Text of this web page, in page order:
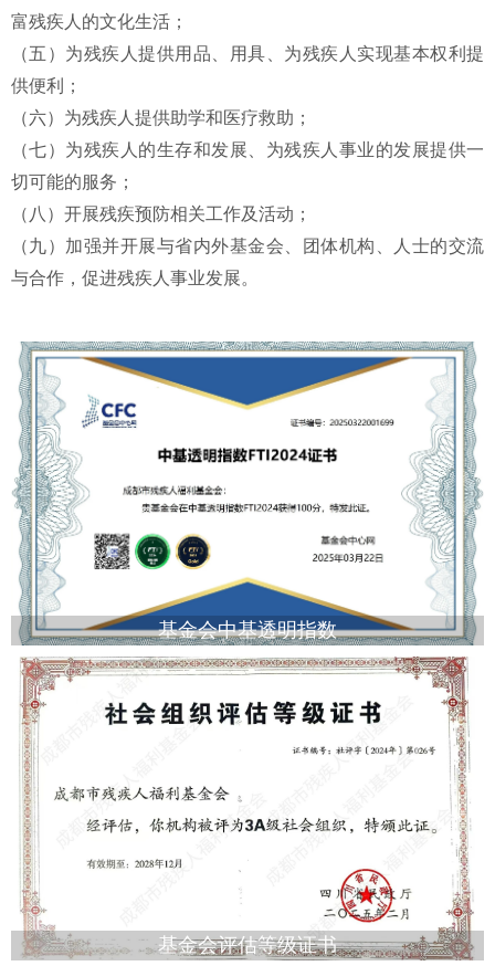
富残疾人的文化生活；
（五）为残疾人提供用品、用具、为残疾人实现基本权利提
供便利；
（六）为残疾人提供助学和医疗救助；
（七）为残疾人的生存和发展、为残疾人事业的发展提供一
切可能的服务；
（八）开展残疾预防相关工作及活动；
（九）加强并开展与省内外基金会、团体机构、人士的交流
与合作，促进残疾人事业发展。
基金会中基透明指数
基金会评估等级证书